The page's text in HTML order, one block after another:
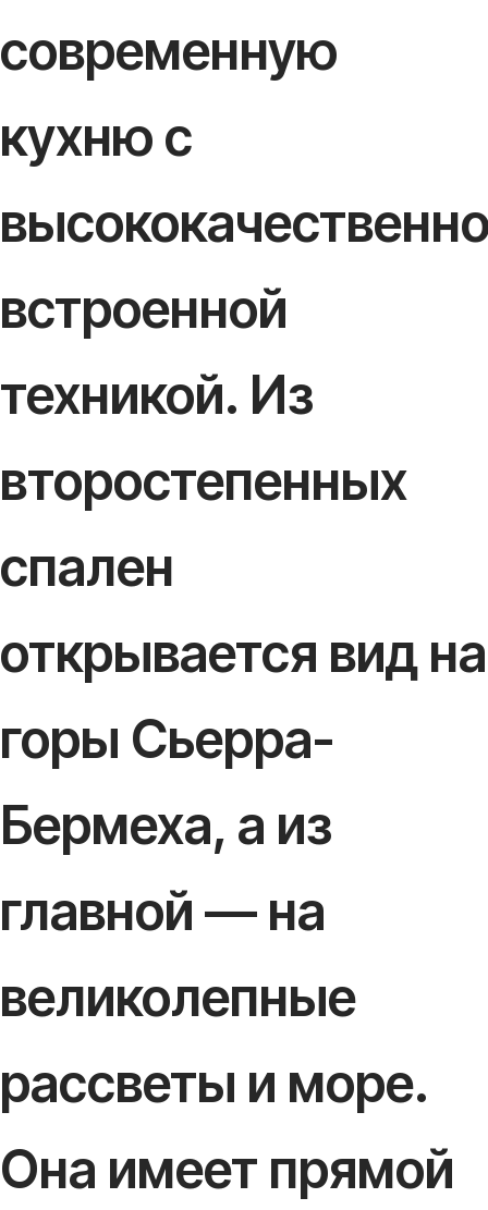
современную
кухню с
встроенной
техникой. Из
второстепенных
спален
открывается вид на
горы Сьерра-
Бермеха, а из
главной — на
великолепные
рассветы и море.
Она имеет прямой